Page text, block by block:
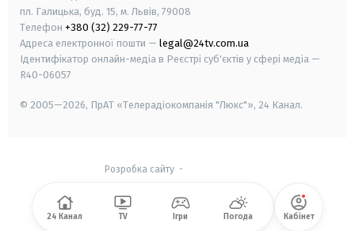
пл. Галицька, буд. 15, м. Львів, 79008
Телефон +380 (32) 229-77-77
Адреса електронної пошти — legal@24tv.com.ua
Ідентифікатор онлайн-медіа в Реєстрі суб'єктів у сфері медіа —
R40-06057
© 2005—2026, ПрАТ «Телерадіокомпанія "Люкс"», 24 Канал.
Розробка сайту-
24 Канал TV Ігри Погода Кабінет